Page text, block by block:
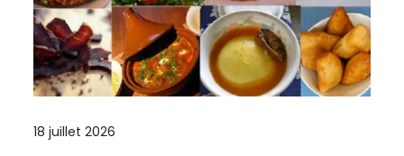
18 juillet 2026